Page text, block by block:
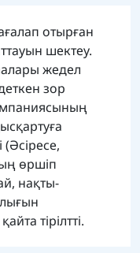
отырған
шектеу.
жедел
зор
өршіп
нақты-
тірілтті.